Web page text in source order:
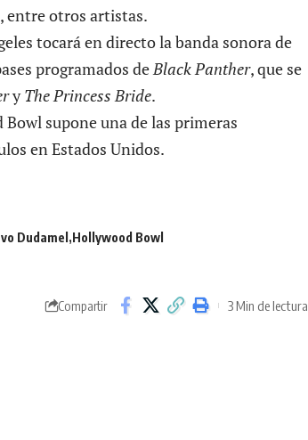
entre otros artistas.
tocará en directo la banda sonora de
programados deBlack Panther, que se
yThe Princess Bride.
supone una de las primeras
en Estados Unidos.
Dudamel Hollywood Bowl
Compartir 3 Min de lectura